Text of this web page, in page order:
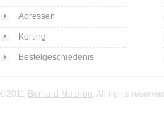
Adressen
Korting
Bestelgeschiedenis
©2011 Bernard Motoren. All rights reserved